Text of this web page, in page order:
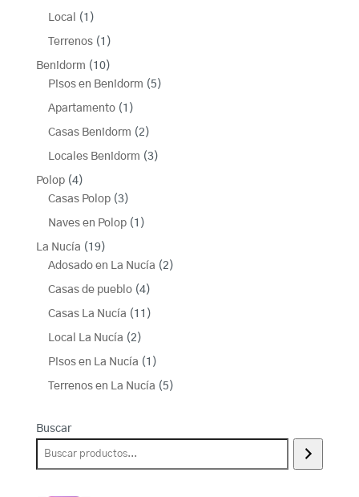
producto
Local 1 1
producto
Terrenos 1 1
producto
Benidorm 1010
productos
Pisos en Benidorm 55
Apartamento 1 1
producto
Casas Benidorm 22
productos
Locales Benidorm 33
Polop 44
productos
Casas Polop 33
productos
Naves en Polop 1 1
La Nucía 1919
productos
Adosado en La Nucía 22
Casas de pueblo 44
productos
Casas La Nucía 11 11
Local La Nucía 22
productos
Pisos en La Nucía 1 1
producto
Terrenos en La Nucía 55
Buscar